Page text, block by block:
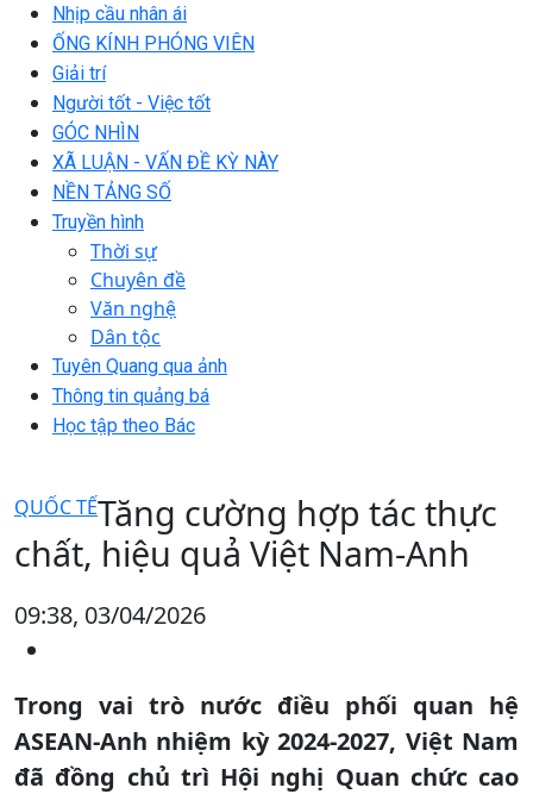
Nhịp cầu nhân ái
ỐNG KÍNH PHÓNG VIÊN
Giải trí
Người tốt - Việc tốt
GÓC NHÌN
XÃ LUẬN - VẤN ĐỀ KỲ NÀY
NỀN TẢNG SỐ
Truyền hình
Thời sự
Chuyên đề
Văn nghệ
Dân tộc
Tuyên Quang qua ảnh
Thông tin quảng bá
Học tập theo Bác
QUỐC TẾTăng cường hợp tác thực
chất, hiệu quả Việt Nam-Anh
09:38, 03/04/2026
Trong vai trò nước điều phối quan hệ
ASEAN-Anh nhiệm kỳ 2024-2027, Việt Nam
đã đồng chủ trì Hội nghị Quan chức cao